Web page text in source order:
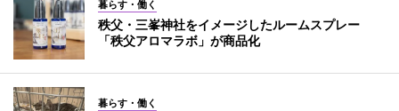
暮らす・働く
秩父・三峯神社をイメージしたルームスプレー
「秩父アロマラボ」が商品化
暮らす・働く